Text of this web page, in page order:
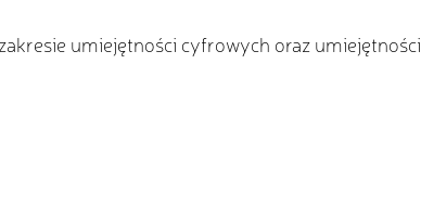
umiejętności cyfrowych oraz umiejętności